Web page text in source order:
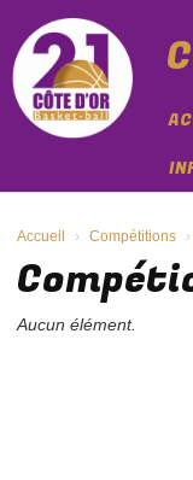
Accueil Compétitions
Aucun élément.